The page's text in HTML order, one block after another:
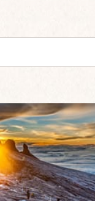
vi har
turene. Trekking
hvert enkelt trek.